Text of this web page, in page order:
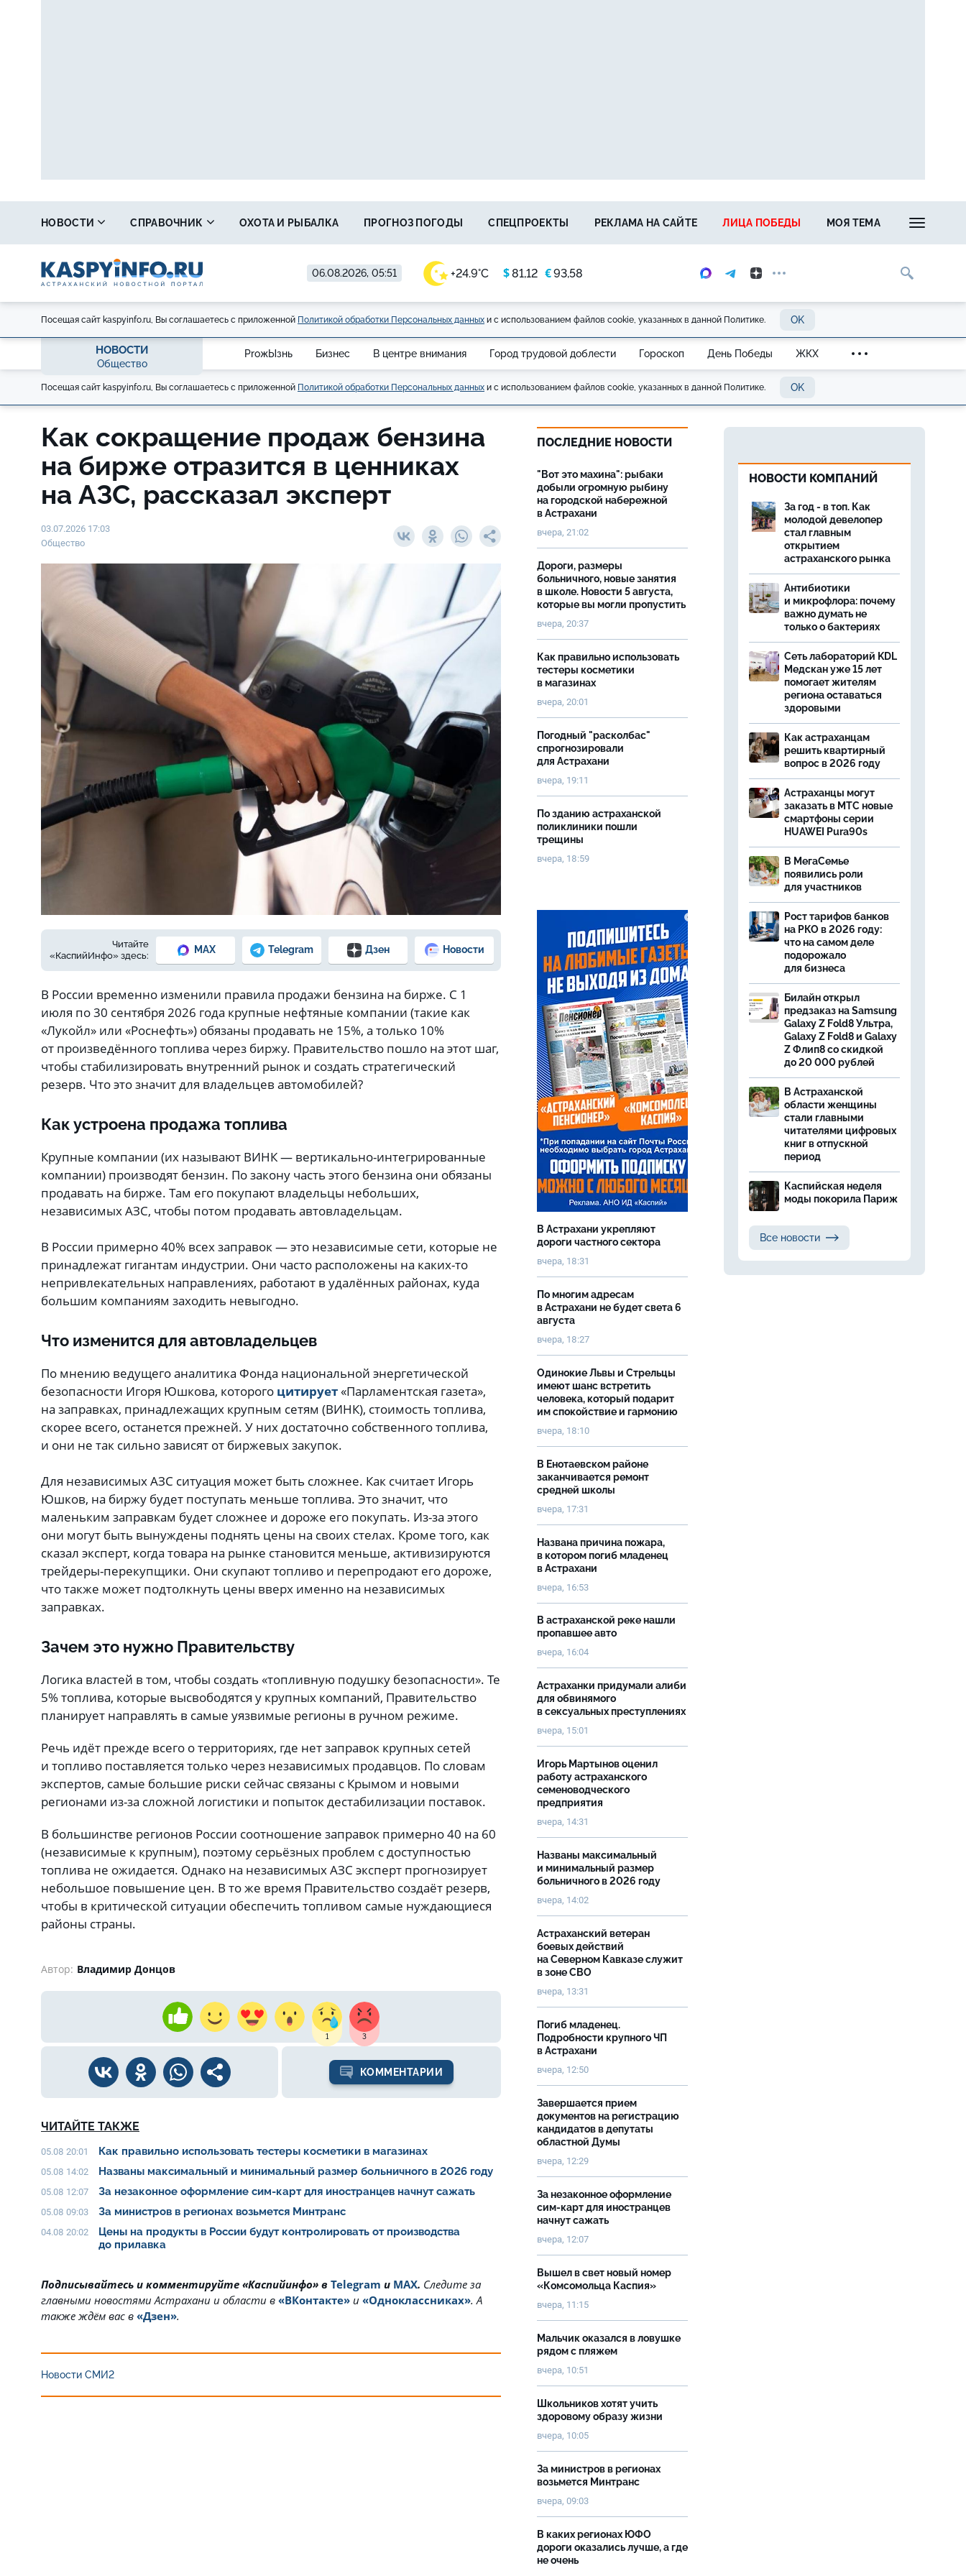
06.08.2026, 05:51 +24.9°C $81,12 €93,58
НОВОСТИ СПРАВОЧНИК ОХОТА И РЫБАЛКА ПРОГНОЗ ПОГОДЫ СПЕЦПРОЕКТЫ РЕКЛАМА НА САЙТЕ ЛИЦА ПОБЕДЫ МОЯ ТЕМА
Посещая сайт kaspyinfo.ru, Вы соглашаетесь с приложенной Политикой обработки Персональных данных и с использованием файлов cookie, указанных в данной Политике. OK
НОВОСТИ
Общество
ProжЫзнь Бизнес В центре внимания Город трудовой доблести Гороскоп День Победы ЖКХ
Посещая сайт kaspyinfo.ru, Вы соглашаетесь с приложенной Политикой обработки Персональных данных и с использованием файлов cookie, указанных в данной Политике. OK
Как сокращение продаж бензина
на бирже отразится в ценниках
на АЗС, рассказал эксперт
03.07.2026 17:03
Общество
Читайте
«КаспийИнфо» здесь:
MAX Telegram Дзен Новости
В России временно изменили правила продажи бензина на бирже. С 1
июля по 30 сентября 2026 года крупные нефтяные компании (такие как
«Лукойл» или «Роснефть») обязаны продавать не 15%, а только 10%
от произведённого топлива через биржу. Правительство пошло на этот шаг,
чтобы стабилизировать внутренний рынок и создать стратегический
резерв. Что это значит для владельцев автомобилей?
Как устроена продажа топлива
Крупные компании (их называют ВИНК — вертикально-интегрированные
компании) производят бензин. По закону часть этого бензина они обязаны
продавать на бирже. Там его покупают владельцы небольших,
независимых АЗС, чтобы потом продавать автовладельцам.
В России примерно 40% всех заправок — это независимые сети, которые не
принадлежат гигантам индустрии. Они часто расположены на каких-то
непривлекательных направлениях, работают в удалённых районах, куда
большим компаниям заходить невыгодно.
Что изменится для автовладельцев
По мнению ведущего аналитика Фонда национальной энергетической
безопасности Игоря Юшкова, которого цитирует«Парламентская газета»,
на заправках, принадлежащих крупным сетям (ВИНК), стоимость топлива,
скорее всего, останется прежней. У них достаточно собственного топлива,
и они не так сильно зависят от биржевых закупок.
Для независимых АЗС ситуация может быть сложнее. Как считает Игорь
Юшков, на биржу будет поступать меньше топлива. Это значит, что
маленьким заправкам будет сложнее и дороже его покупать. Из-за этого
они могут быть вынуждены поднять цены на своих стелах. Кроме того, как
сказал эксперт, когда товара на рынке становится меньше, активизируются
трейдеры-перекупщики. Они скупают топливо и перепродают его дороже,
что также может подтолкнуть цены вверх именно на независимых
заправках.
Зачем это нужно Правительству
Логика властей в том, чтобы создать «топливную подушку безопасности». Те
5% топлива, которые высвободятся у крупных компаний, Правительство
планирует направлять в самые уязвимые регионы в ручном режиме.
Речь идёт прежде всего о территориях, где нет заправок крупных сетей
и топливо поставляется только через независимых продавцов. По словам
экспертов, самые большие риски сейчас связаны с Крымом и новыми
регионами из-за сложной логистики и попыток дестабилизации поставок.
В большинстве регионов России соотношение заправок примерно 40 на 60
(независимые к крупным), поэтому серьёзных проблем с доступностью
топлива не ожидается. Однако на независимых АЗС эксперт прогнозирует
небольшое повышение цен. В то же время Правительство создаёт резерв,
чтобы в критической ситуации обеспечить топливом самые нуждающиеся
районы страны.
Автор: Владимир Донцов
1 3
КОММЕНТАРИИ
ЧИТАЙТЕ ТАКЖЕ
05.08 20:01 Как правильно использовать тестеры косметики в магазинах
05.08 14:02 Названы максимальный и минимальный размер больничного в 2026 году
05.08 12:07 За незаконное оформление сим-карт для иностранцев начнут сажать
05.08 09:03 За министров в регионах возьмется Минтранс
04.08 20:02
Цены на продукты в России будут контролировать от производства
до прилавка
Подписывайтесь и комментируйте «Каспийинфо» в Telegram и MAX. Cледите за
главными новостями Астрахани и области в «ВКонтакте» и «Одноклассниках». А
также ждём вас в «Дзен».
Новости СМИ2
ПОСЛЕДНИЕ НОВОСТИ
"Вот это махина": рыбаки
добыли огромную рыбину
на городской набережной
в Астрахани
вчера, 21:02
Дороги, размеры
больничного, новые занятия
в школе. Новости 5 августа,
которые вы могли пропустить
вчера, 20:37
Как правильно использовать
тестеры косметики
в магазинах
вчера, 20:01
Погодный "расколбас"
спрогнозировали
для Астрахани
вчера, 19:11
По зданию астраханской
поликлиники пошли
трещины
вчера, 18:59
В Астрахани укрепляют
дороги частного сектора
вчера, 18:31
По многим адресам
в Астрахани не будет света 6
августа
вчера, 18:27
Одинокие Львы и Стрельцы
имеют шанс встретить
человека, который подарит
им спокойствие и гармонию
вчера, 18:10
В Енотаевском районе
заканчивается ремонт
средней школы
вчера, 17:31
Названа причина пожара,
в котором погиб младенец
в Астрахани
вчера, 16:53
В астраханской реке нашли
пропавшее авто
вчера, 16:04
Астраханки придумали алиби
для обвинямого
в сексуальных преступлениях
вчера, 15:01
Игорь Мартынов оценил
работу астраханского
семеноводческого
предприятия
вчера, 14:31
Названы максимальный
и минимальный размер
больничного в 2026 году
вчера, 14:02
Астраханский ветеран
боевых действий
на Северном Кавказе служит
в зоне СВО
вчера, 13:31
Погиб младенец.
Подробности крупного ЧП
в Астрахани
вчера, 12:50
Завершается прием
документов на регистрацию
кандидатов в депутаты
областной Думы
вчера, 12:29
За незаконное оформление
сим-карт для иностранцев
начнут сажать
вчера, 12:07
Вышел в свет новый номер
«Комсомольца Каспия»
вчера, 11:15
Мальчик оказался в ловушке
рядом с пляжем
вчера, 10:51
Школьников хотят учить
здоровому образу жизни
вчера, 10:05
За министров в регионах
возьмется Минтранс
вчера, 09:03
В каких регионах ЮФО
дороги оказались лучше, а где
не очень
НОВОСТИ КОМПАНИЙ
За год - в топ. Как
молодой девелопер
стал главным
открытием
астраханского рынка
Антибиотики
и микрофлора: почему
важно думать не
только о бактериях
Сеть лабораторий KDL
Медскан уже 15 лет
помогает жителям
региона оставаться
здоровыми
Как астраханцам
решить квартирный
вопрос в 2026 году
Астраханцы могут
заказать в МТС новые
смартфоны серии
HUAWEI Pura90s
В МегаСемье
появились роли
для участников
Рост тарифов банков
на РКО в 2026 году:
что на самом деле
подорожало
для бизнеса
Билайн открыл
предзаказ на Samsung
Galaxy Z Fold8 Ультра,
Galaxy Z Fold8 и Galaxy
Z Флип8 со скидкой
до 20 000 рублей
В Астраханской
области женщины
стали главными
читателями цифровых
книг в отпускной
период
Каспийская неделя
моды покорила Париж
Все новости